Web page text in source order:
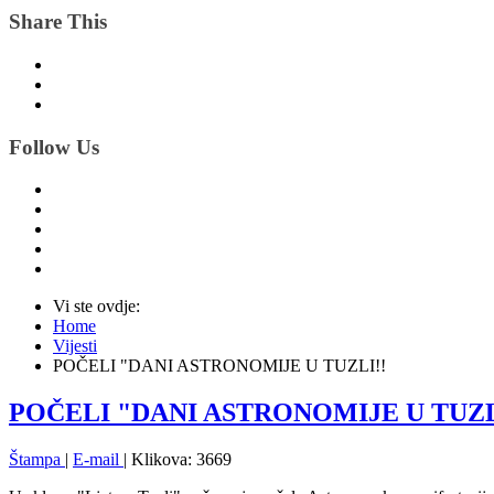
Share This
Follow Us
Vi ste ovdje:
Home
Vijesti
POČELI "DANI ASTRONOMIJE U TUZLI!!
POČELI "DANI ASTRONOMIJE U
Štampa | E-mail | Klikova: 3669